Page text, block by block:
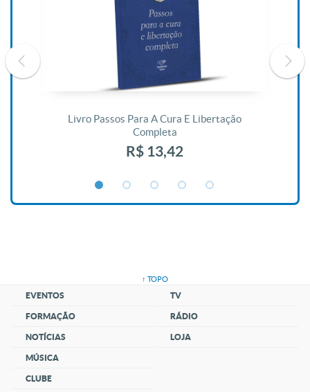
Livro Passos Para A Cura E Libertação
Completa
R$ 13,42
↑ TOPO
EVENTOS
FORMAÇÃO
NOTÍCIAS
MÚSICA
CLUBE
TV
RÁDIO
LOJA